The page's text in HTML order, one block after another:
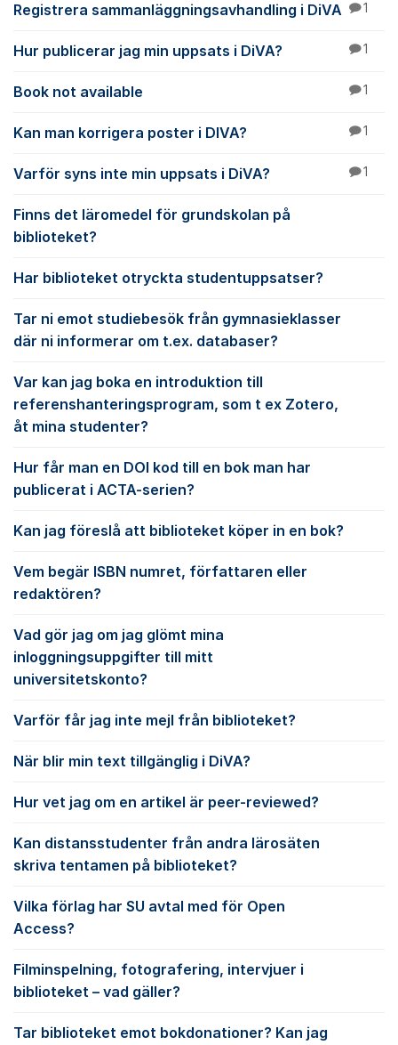
Registrera sammanläggningsavhandling i DiVA 1
Hur publicerar jag min uppsats i DiVA? 1
Book not available 1
Kan man korrigera poster i DIVA? 1
Varför syns inte min uppsats i DiVA? 1
Finns det läromedel för grundskolan på
biblioteket?
Har biblioteket otryckta studentuppsatser?
Tar ni emot studiebesök från gymnasieklasser
där ni informerar om t.ex. databaser?
Var kan jag boka en introduktion till
referenshanteringsprogram, som t ex Zotero,
åt mina studenter?
Hur får man en DOI kod till en bok man har
publicerat i ACTA-serien?
Kan jag föreslå att biblioteket köper in en bok?
Vem begär ISBN numret, författaren eller
redaktören?
Vad gör jag om jag glömt mina
inloggningsuppgifter till mitt
universitetskonto?
Varför får jag inte mejl från biblioteket?
När blir min text tillgänglig i DiVA?
Hur vet jag om en artikel är peer-reviewed?
Kan distansstudenter från andra lärosäten
skriva tentamen på biblioteket?
Vilka förlag har SU avtal med för Open
Access?
Filminspelning, fotografering, intervjuer i
biblioteket – vad gäller?
Tar biblioteket emot bokdonationer? Kan jag